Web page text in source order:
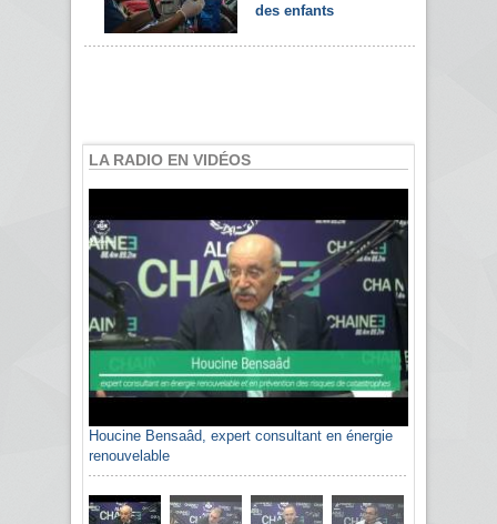
des enfants
LA RADIO EN VIDÉOS
Houcine Bensaâd, expert consultant en énergie
renouvelable